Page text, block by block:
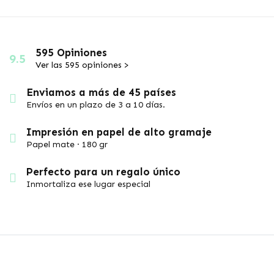
9.5 595 Opiniones
Ver las 595 opiniones >
Enviamos a más de 45 países
Envíos en un plazo de 3 a 10 días.
Impresión en papel de alto gramaje
Papel mate · 180 gr
Perfecto para un regalo único
Inmortaliza ese lugar especial